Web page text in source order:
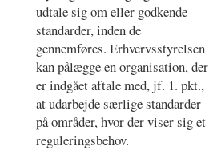
udtale sig om eller godkende
standarder, inden de
gennemføres. Erhvervsstyrelsen
kan pålægge en organisation, der
er indgået aftale med, jf. 1. pkt.,
at udarbejde særlige standarder
på områder, hvor der viser sig et
reguleringsbehov.